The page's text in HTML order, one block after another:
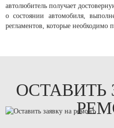
автолюбитель получает
о состоянии автомобиля,
регламентов, которые необходимо
ОСТАВИТЬ